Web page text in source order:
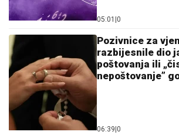
05:01 |0
Pozivnice za
razbijesnile dio
poštovanja ili
nepoštovanje”
06:39|0